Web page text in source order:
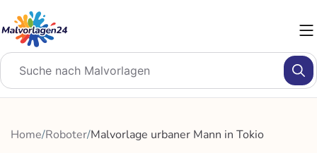
Inhalt
springen
Home/Roboter/Malvorlage urbaner Mann in Tokio